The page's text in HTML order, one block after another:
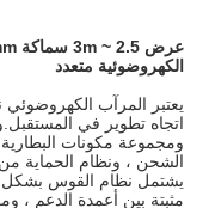
الكهروضوئية متعدد
يعتبر المرآب
اتجاه تطوير في
ومجموعة مكونات
الشحن ، ونظام الحماية
يشتمل نظام القوس
مثبتة بين أعمدة الدعم ،